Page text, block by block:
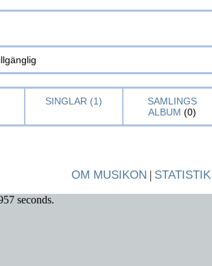
SINGLAR (1)
SAMLINGS
ALBUM (0)
OM MUSIKON | STATISTIK
seconds.